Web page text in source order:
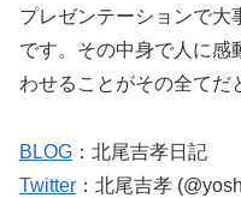
プレゼンテーションで大
です。その中身で人に感
わせることがその全てだ
BLOG ：北尾吉孝日記
Twitter ：北尾吉孝